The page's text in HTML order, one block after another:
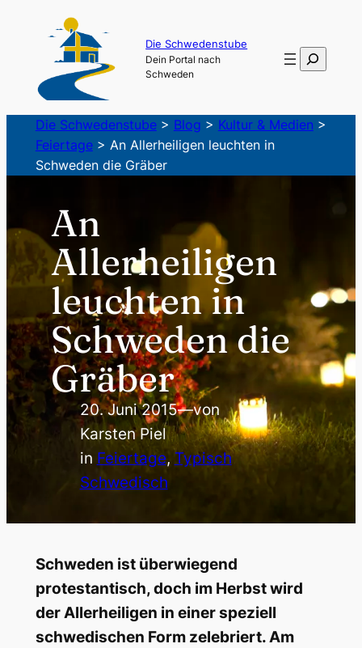
springen
Die Schwedenstube
Dein Portal nach
Schweden
Suchen
Die Schwedenstube> Blog > Kultur & Medien >
Feiertage> An Allerheiligen leuchten in
Schweden die Gräber
An
Allerheiligen
leuchten in
Schweden die
Gräber
20. Juni 2015—von
Karsten Piel
in Feiertage, Typisch
Schwedisch
Schweden ist überwiegend
protestantisch, doch im Herbst wird
der Allerheiligen in einer speziell
schwedischen Form zelebriert. Am